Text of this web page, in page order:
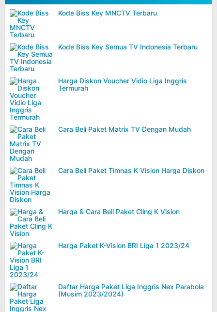
Kode Biss Key MNCTV Terbaru
Kode Biss Key Semua TV Indonesia Terbaru
Harga Diskon Voucher Vidio Liga Inggris
Termurah
Cara Beli Paket Matrix TV Dengan Mudah
Cara Beli Paket Timnas K Vision Harga Diskon
Harga & Cara Beli Paket Cling K Vision
Harga Paket K-Vision BRI Liga 1 2023/24
Daftar Harga Paket Liga Inggris Nex Parabola
(Musim 2023/2024)